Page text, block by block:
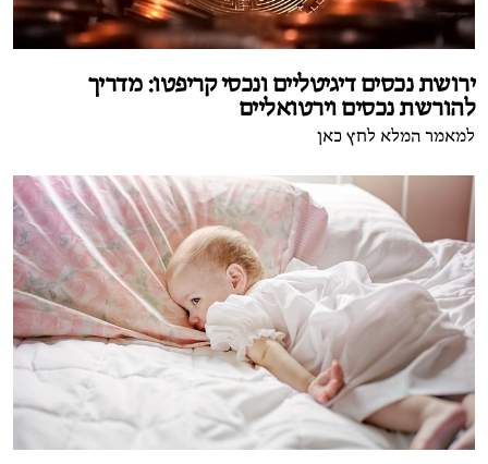
ירושת נכסים דיגיטליים ונכסי קריפטו: מדריך
להורשת נכסים וירטואליים
למאמר המלא לחץ כאן